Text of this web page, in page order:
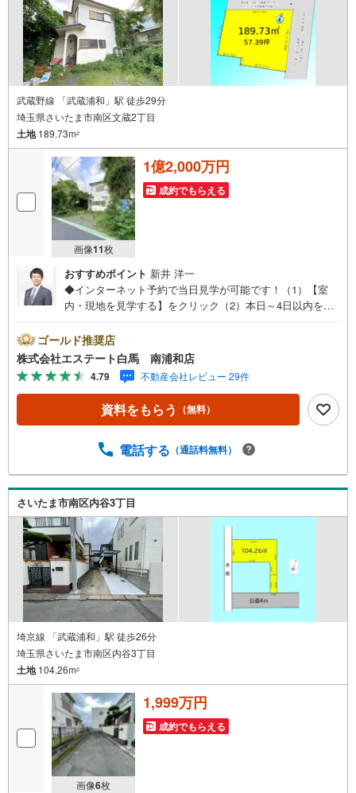
武蔵野線 「武蔵浦和」駅 徒歩29分
埼玉県さいたま市南区文蔵2丁目
土地189.73m2
画像11枚
1億2,000万円
成約でもらえる
おすすめポイント 新井 洋一
◆インターネット予約で当日見学が可能です！（1）【室
内・現地を見学する】をクリック（2）本日～4日以内をご
ください。◆10:00～21:00はお電話でのお問い合わせがス
ムーズです。●駅徒歩約10分・コンビニ徒歩約2分・スーパ
ー徒歩約4分●建築条件なしのためお好きなハウスメーカー
で建築可【Yahoo！ 不動産キャンペーン対象店舗です】
当店で物件を成約するとPayPayボーナスをプレゼント！◆
エステート白馬の5大サポート◆1.FP相談サポート社外の
の延長サービス新築住宅は2年、中古住宅は半年の設備修理
断熱のフルオーダー住宅「白馬の家」のご提案可能4.見学
時、建築士同行サービス目視検査やリフォーム費用をお伝
えするなどの無料サービス5.お引渡し後もしっかりサポー
トCSサポート室がお引渡し後のお悩みもしっかりサポート
します
ゴールド推奨店
株式会社エステート白馬 南浦和店
4.79 不動産会社レビュー 29件
資料をもらう （無料）
電話する （通話料無料）
さいたま市南区内谷3丁目
埼京線 「武蔵浦和」駅 徒歩26分
埼玉県さいたま市南区内谷3丁目
土地104.26m2
画像6枚
1,999万円
成約でもらえる